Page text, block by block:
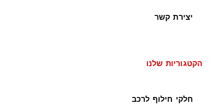
יצירת קשר
הקטגוריות שלנו
חלקי חילוף לרכב